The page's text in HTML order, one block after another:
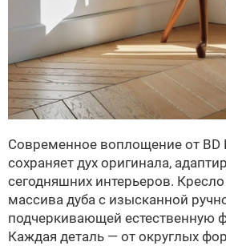
Современное воплощение от BD
сохраняет дух оригинала,
сегодняшних интерьеров.
массива дуба с изысканной
подчеркивающей естественную
Каждая деталь — от округлых